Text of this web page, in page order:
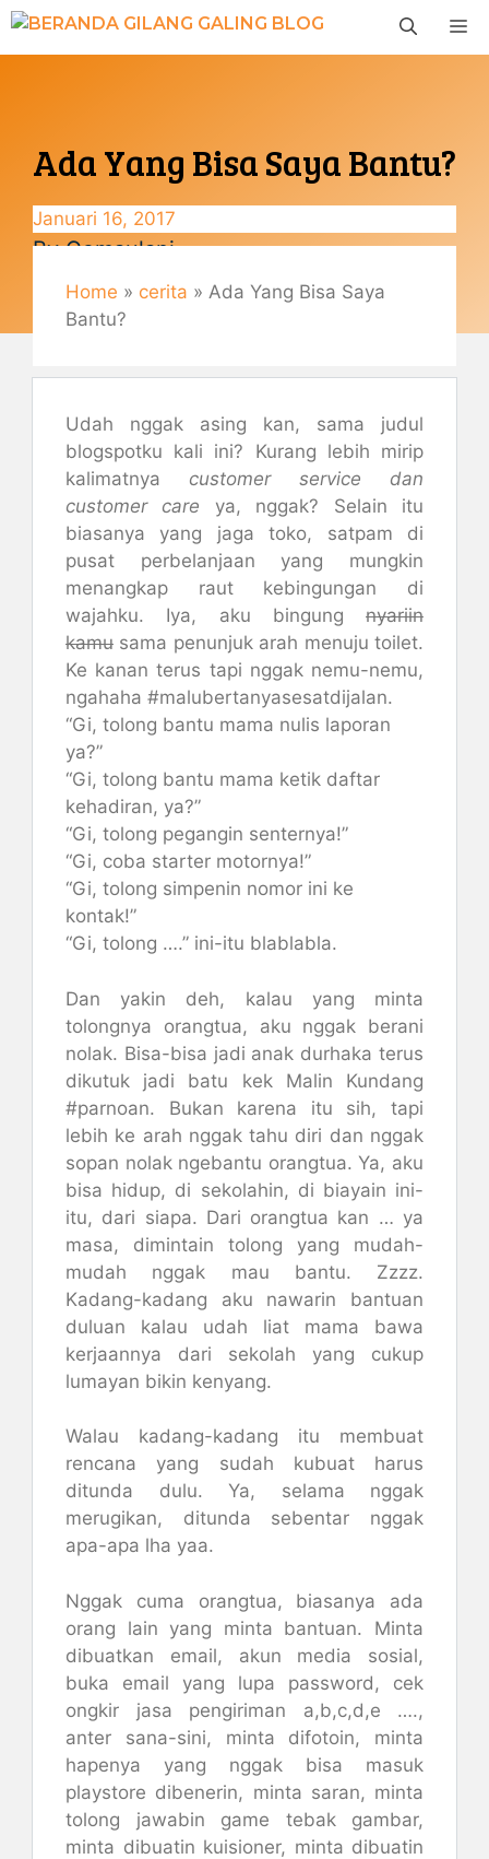
Langsung
Ada Yang Bisa Saya Bantu?
Januari 16, 2017
ByGemaulani
Home » cerita » Ada Yang Bisa Saya
Bantu?
Udah nggak asing kan, sama judul
blogspotku kali ini? Kurang lebih mirip
kalimatnya customer service dan
customer care ya, nggak? Selain itu
biasanya yang jaga toko, satpam di
pusat perbelanjaan yang mungkin
menangkap raut kebingungan di
wajahku. Iya, aku bingung nyariin
kamu sama penunjuk arah menuju toilet.
Ke kanan terus tapi nggak nemu-nemu,
ngahaha #malubertanyasesatdijalan.
“Gi, tolong bantu mama nulis laporan
ya?”
“Gi, tolong bantu mama ketik daftar
kehadiran, ya?”
“Gi, tolong pegangin senternya!”
“Gi, coba starter motornya!”
“Gi, tolong simpenin nomor ini ke
kontak!”
“Gi, tolong ….” ini-itu blablabla.
Dan yakin deh, kalau yang minta
tolongnya orangtua, aku nggak berani
nolak. Bisa-bisa jadi anak durhaka terus
dikutuk jadi batu kek Malin Kundang
#parnoan. Bukan karena itu sih, tapi
lebih ke arah nggak tahu diri dan nggak
sopan nolak ngebantu orangtua. Ya, aku
bisa hidup, di sekolahin, di biayain ini-
itu, dari siapa. Dari orangtua kan … ya
masa, dimintain tolong yang mudah-
mudah nggak mau bantu. Zzzz.
Kadang-kadang aku nawarin bantuan
duluan kalau udah liat mama bawa
kerjaannya dari sekolah yang cukup
lumayan bikin kenyang.
Walau kadang-kadang itu membuat
rencana yang sudah kubuat harus
ditunda dulu. Ya, selama nggak
merugikan, ditunda sebentar nggak
apa-apa lha yaa.
Nggak cuma orangtua, biasanya ada
orang lain yang minta bantuan. Minta
dibuatkan email, akun media sosial,
buka email yang lupa password, cek
ongkir jasa pengiriman a,b,c,d,e ….,
anter sana-sini, minta difotoin, minta
hapenya yang nggak bisa masuk
playstore dibenerin, minta saran, minta
tolong jawabin game tebak gambar,
minta dibuatin kuisioner, minta dibuatin